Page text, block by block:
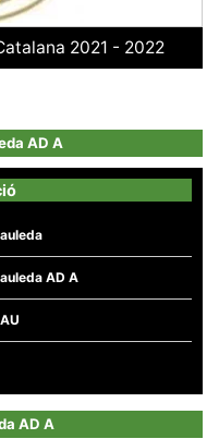
2021 - 2022
AD A
AD A
AD A
Necessàries
Aquestes
són
opcionals,
necessàries
funcionament
tècnic de la
dades
estadístiques
de manera